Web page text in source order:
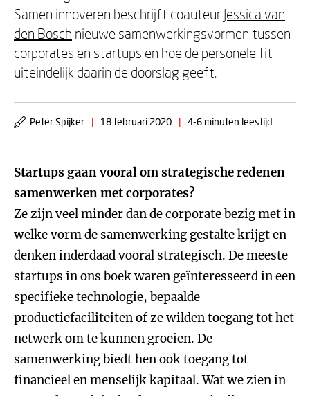
Samen innoveren beschrijft coauteur Jessica van
den Bosch nieuwe samenwerkingsvormen tussen
corporates en startups en hoe de personele fit
uiteindelijk daarin de doorslag geeft.
Peter Spijker | 18 februari 2020 | 4-6 minuten leestijd
Startups gaan vooral om strategische redenen
samenwerken met corporates?
Ze zijn veel minder dan de corporate bezig met in
welke vorm de samenwerking gestalte krijgt en
denken inderdaad vooral strategisch. De meeste
startups in ons boek waren geïnteresseerd in een
specifieke technologie, bepaalde
productiefaciliteiten of ze wilden toegang tot het
netwerk om te kunnen groeien. De
samenwerking biedt hen ook toegang tot
financieel en menselijk kapitaal. Wat we zien in